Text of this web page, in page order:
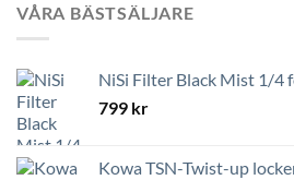
VÅRA BÄSTSÄLJARE
NiSi Filter Black Mist 1/4
799 kr
Kowa TSN-Twist-up